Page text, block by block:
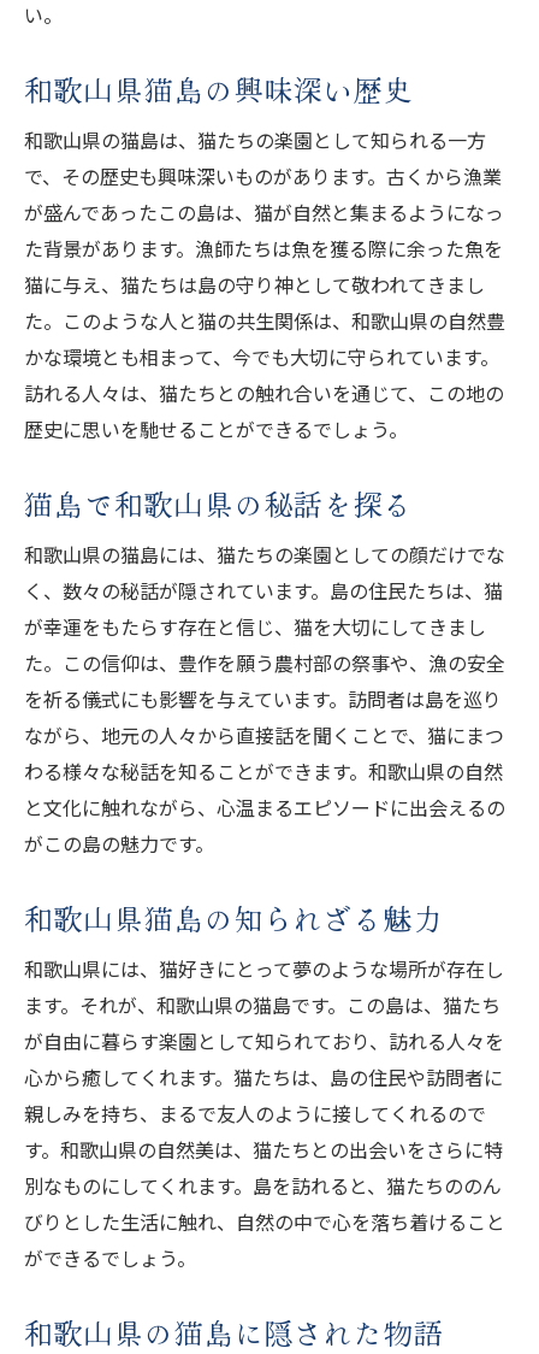
い。
和歌山県猫島の興味深い歴史
和歌山県の猫島は、猫たちの楽園として知られる一方
で、その歴史も興味深いものがあります。古くから漁業
が盛んであったこの島は、猫が自然と集まるようになっ
た背景があります。漁師たちは魚を獲る際に余った魚を
猫に与え、猫たちは島の守り神として敬われてきまし
た。このような人と猫の共生関係は、和歌山県の自然豊
かな環境とも相まって、今でも大切に守られています。
訪れる人々は、猫たちとの触れ合いを通じて、この地の
歴史に思いを馳せることができるでしょう。
猫島で和歌山県の秘話を探る
和歌山県の猫島には、猫たちの楽園としての顔だけでな
く、数々の秘話が隠されています。島の住民たちは、猫
が幸運をもたらす存在と信じ、猫を大切にしてきまし
た。この信仰は、豊作を願う農村部の祭事や、漁の安全
を祈る儀式にも影響を与えています。訪問者は島を巡り
ながら、地元の人々から直接話を聞くことで、猫にまつ
わる様々な秘話を知ることができます。和歌山県の自然
と文化に触れながら、心温まるエピソードに出会えるの
がこの島の魅力です。
和歌山県猫島の知られざる魅力
和歌山県には、猫好きにとって夢のような場所が存在し
ます。それが、和歌山県の猫島です。この島は、猫たち
が自由に暮らす楽園として知られており、訪れる人々を
心から癒してくれます。猫たちは、島の住民や訪問者に
親しみを持ち、まるで友人のように接してくれるので
す。和歌山県の自然美は、猫たちとの出会いをさらに特
別なものにしてくれます。島を訪れると、猫たちののん
びりとした生活に触れ、自然の中で心を落ち着けること
ができるでしょう。
和歌山県の猫島に隠された物語